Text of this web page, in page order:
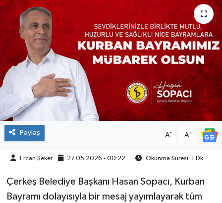
Paylaş A- A+
Ercan Şeker 27.05.2026 - 00:22 Okunma Süresi: 1 Dk
Çerkeş Belediye Başkanı Hasan Sopacı, Kurban
Bayramı dolayısıyla bir mesaj yayımlayarak tüm
YAŞAM
ÇEVRE
İLÇELER
RESMİ İLANLAR
KÜLTÜR
TURİZM
MAGAZİN
VEFAT
Haber Arşivi